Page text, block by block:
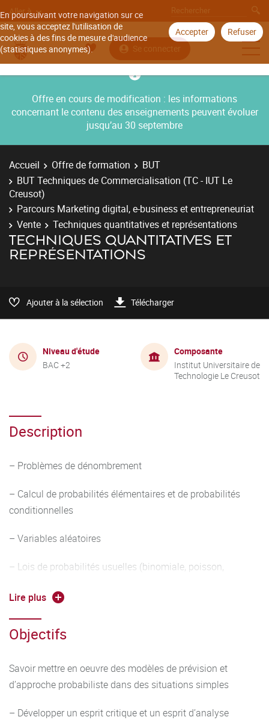
En poursuivant votre navigation sur ce
site, vous acceptez l'utilisation de
cookies à des fins de mesure d'audience
(statistiques anonymes).
Accepter Refuser
Aller à
Se connecter
Offre en cours de modification : les informations
concernant le contenu des enseignements peuvent évoluer
jusqu’au 30 septembre
Accueil Offre de formation
BUT
BUT Techniques de Commercialisation (TC - IUT Le
Creusot)
Parcours Marketing digital, e-business et entrepreneuriat
Vente
Techniques quantitatives et représentations
TECHNIQUES QUANTITATIVES ET
REPRÉSENTATIONS
Ajouter à la sélection Télécharger
Niveau d'étude
BAC +2
Composante
Institut Universitaire de
Technologie Le Creusot
Description
– Problèmes de dénombrement
– Calcul de probabilités élémentaires et de probabilités
conditionnelles
– Variables aléatoires
– Lois de probabilités usuelles (binomiale, poisson,
Lire plus
Objectifs
Savoir mettre en oeuvre des modèles de prévision et
d’approche probabiliste dans des situations simples
– Développer un esprit critique et un esprit d’analyse